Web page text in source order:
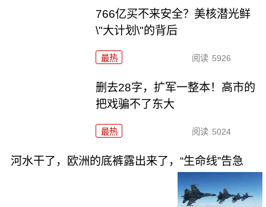
766亿买不来安全？美核潜光鲜
\"大计划\"的背后
最热 阅读 5926
删去28字，扩军一整本！高市的
把戏骗不了东大
最热 阅读 5024
河水干了，欧洲的底裤露出来了，“生命线”告急